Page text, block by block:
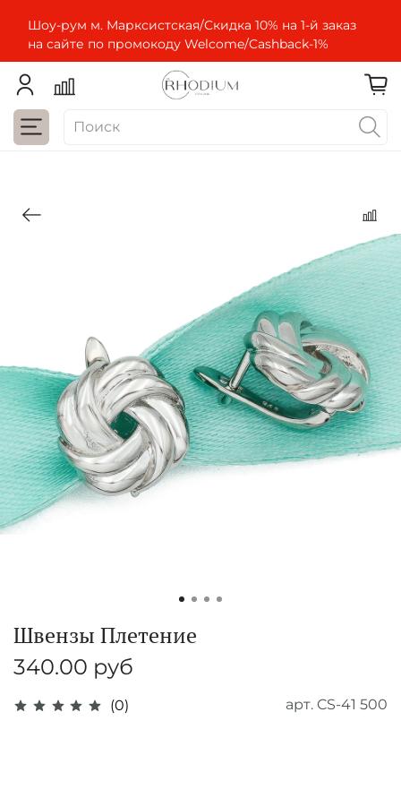
Шоу-рум м. Марксистская/Скидка 10% на 1-й заказ
на сайте по промокоду Welcome/Cashbaсk-1%
(0) арт. CS-41 500
Швензы Плетение
340.00 руб